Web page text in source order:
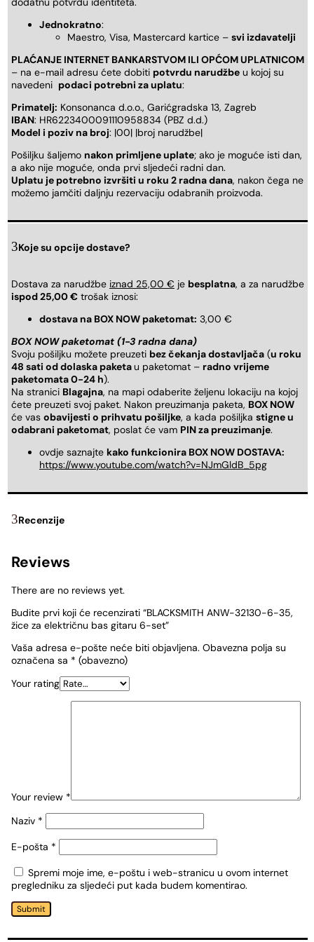
Jednokratno:
Maestro, Visa, Mastercard kartice – svi izdavatelji
PLAĆANJE INTERNET BANKARSTVOM ILI OPĆOM UPLATNICOM
– na e-mail adresu ćete dobiti potvrdu narudžbe u kojoj su
navedeni podaci potrebni za uplatu:
Primatelj: Konsonanca d.o.o., Garićgradska 13, Zagreb
IBAN: HR6223400091110958834 (PBZ d.d.)
Model i poziv na broj: |00| |broj narudžbe|
Pošiljku šaljemo nakon primljene uplate; ako je moguće isti dan,
a ako nije moguće, onda prvi sljedeći radni dan.
Uplatu je potrebno izvršiti u roku 2 radna dana, nakon čega ne
možemo jamčiti daljnju rezervaciju odabranih proizvoda.
Koje su opcije dostave?
Dostava za narudžbe iznad 25,00 € je besplatna, a za narudžbe
ispod 25,00 € trošak iznosi:
dostava na BOX NOW paketomat: 3,00 €
BOX NOW paketomat (1-3 radna dana)
Svoju pošiljku možete preuzeti bez čekanja dostavljača (u roku
48 sati od dolaska paketau paketomat – radno vrijeme
paketomata 0-24 h).
Na stranici Blagajna, na mapi odaberite željenu lokaciju na kojoj
ćete preuzeti svoj paket. Nakon preuzimanja paketa, BOX NOW
će vas obavijesti o prihvatu pošiljke, a kada pošiljka stigne u
odabrani paketomat, poslat će vam PIN za preuzimanje.
ovdje saznajte kako funkcionira BOX NOW DOSTAVA:
https://www.youtube.com/watch?v=NJmGldB_5pg
Recenzije
Reviews
There are no reviews yet.
Budite prvi koji će recenzirati “BLACKSMITH ANW-32130-6-35,
žice za električnu bas gitaru 6-set”
Vaša adresa e-pošte neće biti objavljena. Obavezna polja su
označena sa * (obavezno)
Your rating
Your review *
Naziv *
E-pošta *
Spremi moje ime, e-poštu i web-stranicu u ovom internet
pregledniku za sljedeći put kada budem komentirao.
Submit